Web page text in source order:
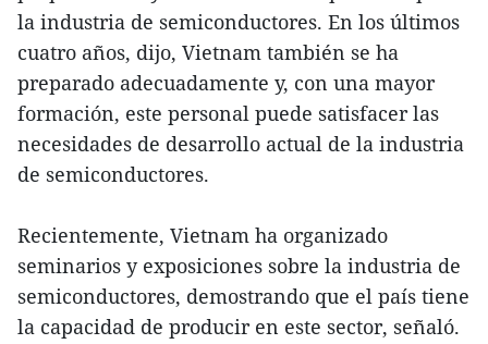
la industria de semiconductores. En los últimos
cuatro años, dijo, Vietnam también se ha
preparado adecuadamente y, con una mayor
formación, este personal puede satisfacer las
necesidades de desarrollo actual de la industria
de semiconductores.
Recientemente, Vietnam ha organizado
seminarios y exposiciones sobre la industria de
semiconductores, demostrando que el país tiene
la capacidad de producir en este sector, señaló.